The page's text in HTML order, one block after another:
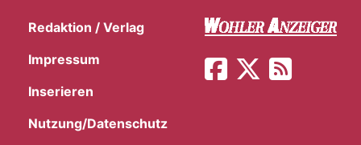
Redaktion / Verlag
Impressum
Inserieren
Nutzung/Datenschutz